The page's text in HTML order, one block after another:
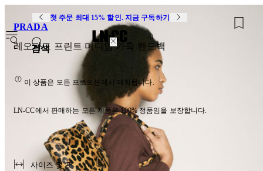
첫 주문 최대 15% 할인. 지금 구독하기
검색
0
PRADA
레오파드 프린트 미디엄 가죽 핸드백
이 상품은 모든 프로모션에서 제외됩니다.
LN-CC에서 판매하는 모든 제품은 100% 정품임을 보장합니다.
사이즈 및 핏